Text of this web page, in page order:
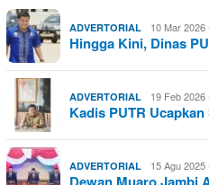
ADVERTORIAL 10 Mar 2026
Hingga Kini, Dinas
ADVERTORIAL 19 Feb 2026
Kadis PUTR
ADVERTORIAL 15 Agu